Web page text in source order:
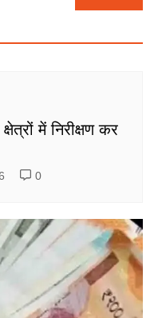
में निरीक्षण कर
0